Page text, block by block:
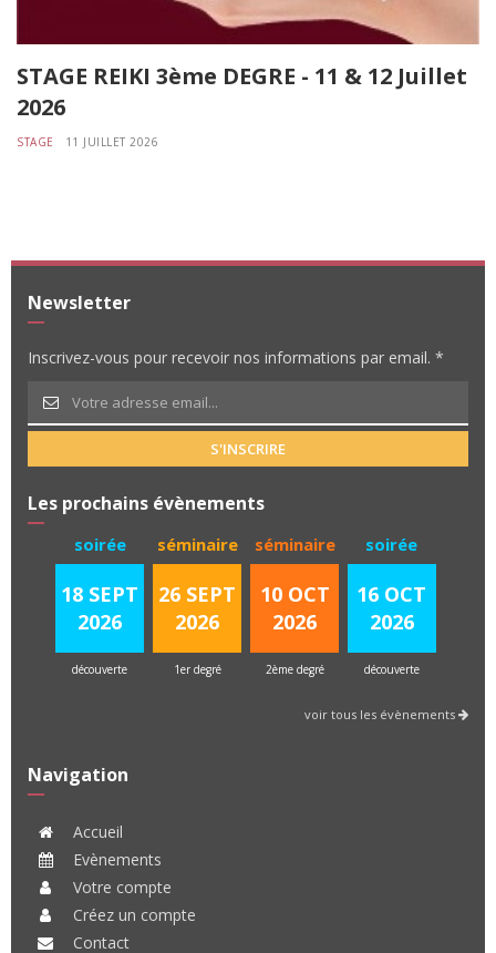
STAGE REIKI 3ème DEGRE - 11 & 12 Juillet
2026
STAGE 11 JUILLET 2026
Newsletter
Inscrivez-vous pour recevoir nos informations par email. *
S'INSCRIRE
Les prochains évènements
soirée
18 SEPT
2026
découverte
séminaire
26 SEPT
2026
1er degré
séminaire
10 OCT
2026
2ème degré
soirée
16 OCT
2026
découverte
voir tous les évènements
Navigation
Accueil
Evènements
Votre compte
Créez un compte
Contact